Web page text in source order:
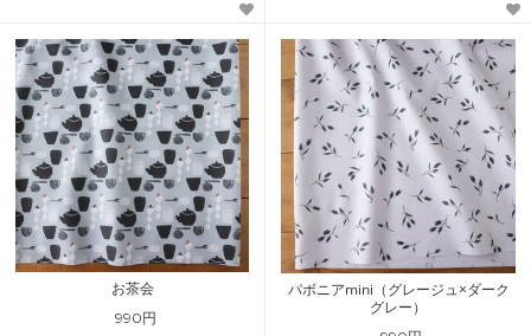
お茶会
990円
パボニアmini（グレージュ×ダーク
グレー）